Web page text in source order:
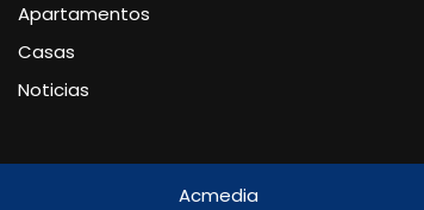
Apartamentos
Casas
Noticias
Acmedia